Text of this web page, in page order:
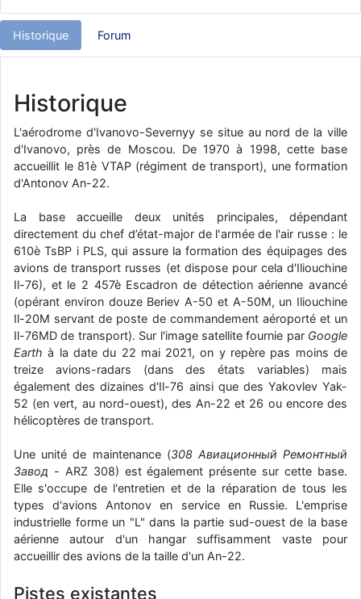
d9pouces: Malheureusement non
fox_50: Bonjour, certains parmis vous étaient-ils présent au
cachée dans les pins: Coucou et excellente année 2026 à tous et
au site!
jericho: Bonne année et tous mes meilleurs voeux à tous pour
2026 !
little boy: je vous souhaite un bon réveillon pour cette nouvelle
jericho: Merci D9pouces, à mon tour de souhaiter un Joyeux Noël
et de bonnes fêtes de fin d'année.
d9pouces : Joyeux Noël à tous !
d9pouces: mais tu peux tenter l'un des rares lycées militaires
comme le Prytanée dans la Sarthe, ça ne peut pas faire de mal !
d9pouces: C'est plutôt après le lycée, voire après une prépa
scientifique, tu as donc encore un peu de temps devant toi
yaellerigolow: bonjour a tous je suis un élève de première
passionnée par l'aviation militaire , pourrais je savoir que faire après
le lycée pour s'orienter et pouvoir devenir officier de l'armée de l'air?
d9pouces: lesquels, par exemple ?
: bonsoir, très instructif ce site .mais nous aimerions avoir
les photo des anciens appareils de l'armée de l'air de la haute -volta
d9pouces: Ça me casse quand même bien les pieds, j’avoue
jericho : Pour moi tout est à nouveau OK dirait-on… Merci à toi.
d9pouces
: En espérant n’avoir coupé les accessoires de personne
au passage !
un peu mieux
Historique Forum
Historique
L'aérodrome d'Ivanovo-Severnyy se situe au nord de la ville
d'Ivanovo, près de Moscou. De 1970 à 1998, cette base
accueillit le 81è VTAP (régiment de transport), une formation
d'Antonov An-22.
La base accueille deux unités principales, dépendant
directement du chef d’état-major de l'armée de l'air russe : le
610è TsBP i PLS, qui assure la formation des équipages des
avions de transport russes (et dispose pour cela d'Iliouchine
Il-76), et le 2 457è Escadron de détection aérienne avancé
(opérant environ douze Beriev A-50 et A-50M, un Iliouchine
Il-20M servant de poste de commandement aéroporté et un
Il-76MD de transport). Sur l'image satellite fournie par Google
Earth à la date du 22 mai 2021, on y repère pas moins de
treize avions-radars (dans des états variables) mais
également des dizaines d'Il-76 ainsi que des Yakovlev Yak-
52 (en vert, au nord-ouest), des An-22 et 26 ou encore des
hélicoptères de transport.
Une unité de maintenance (308 Авиационный Ремонтный
Завод - ARZ 308) est également présente sur cette base.
Elle s'occupe de l'entretien et de la réparation de tous les
types d'avions Antonov en service en Russie. L'emprise
industrielle forme un "L" dans la partie sud-ouest de la base
aérienne autour d'un hangar suffisamment vaste pour
accueillir des avions de la taille d'un An-22.
Pistes existantes